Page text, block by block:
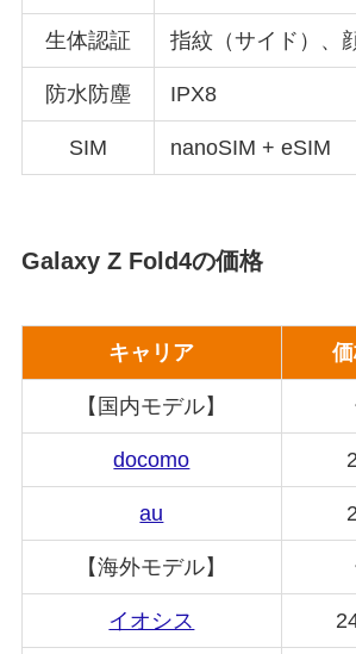
生体認証 指紋（サイド）、
防水防塵 IPX8
SIM nanoSIM + eSIM
Galaxy Z Fold4の価格
キャリア 価
【国内モデル】
docomo
au
【海外モデル】
イオシス